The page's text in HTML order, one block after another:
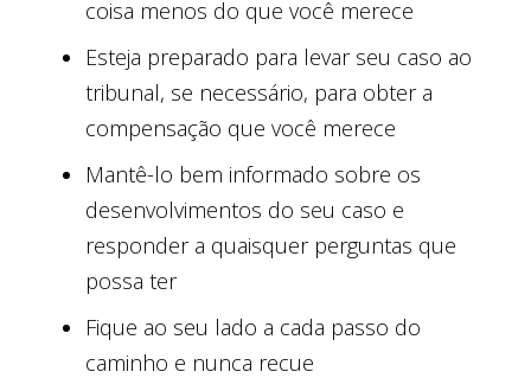
coisa menos do que você merece
Esteja preparado para levar seu caso ao
tribunal, se necessário, para obter a
compensação que você merece
Mantê-lo bem informado sobre os
desenvolvimentos do seu caso e
responder a quaisquer perguntas que
possa ter
Fique ao seu lado a cada passo do
caminho e nunca recue